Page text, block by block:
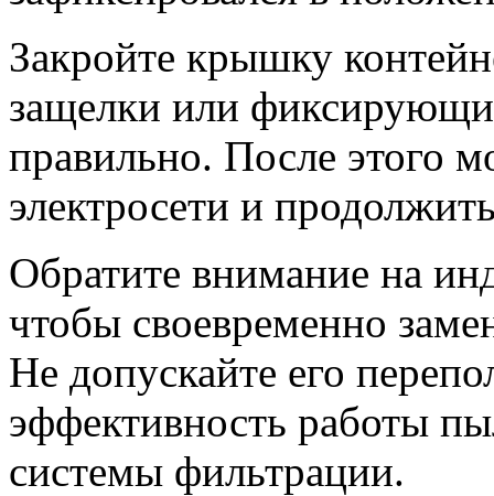
Закройте крышку
защелки или
правильно. После этого
электросети и
Обратите внимание на
чтобы своевременно
Не допускайте его
эффективность работы
системы фильтрации.